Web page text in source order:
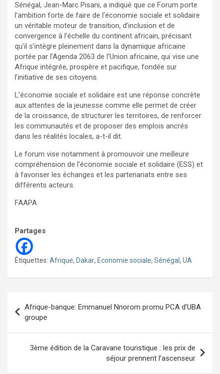
Sénégal, Jean-Marc Pisani, a indiqué que ce Forum porte
l’ambition forte de faire de l’économie sociale et solidaire
un véritable moteur de transition, d’inclusion et de
convergence à l’échelle du continent africain, précisant
qu’il s’intègre pleinement dans la dynamique africaine
portée par l’Agenda 2063 de l’Union africaine, qui vise une
Afrique intégrée, prospère et pacifique, fondée sur
l’initiative de ses citoyens.
L’économie sociale et solidaire est une réponse concrète
aux attentes de la jeunesse comme elle permet de créer
de la croissance, de structurer les territoires, de renforcer
les communautés et de proposer des emplois ancrés
dans les réalités locales, a-t-il dit.
Le forum vise notamment à promouvoir une meilleure
compréhension de l’économie sociale et solidaire (ESS) et
à favoriser les échanges et les partenariats entre ses
différents acteurs.
FAAPA
Partages
Étiquettes: Afrique, Dakar, Economie sociale, Sénégal, UA
de
l’article
Afrique-banque: Emmanuel Nnorom promu PCA d’UBA
groupe
3ème édition de la Caravane touristique : les prix de
séjour prennent l’ascenseur